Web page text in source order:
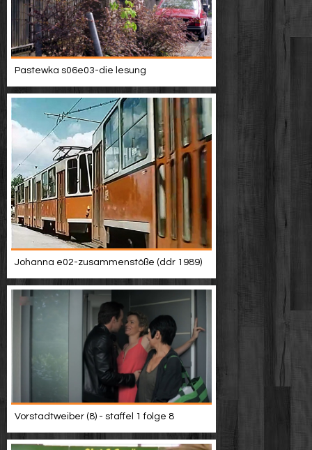
Pastewka s06e03-die lesung
Johanna e02-zusammenstöße (ddr 1989)
Vorstadtweiber (8) - staffel 1 folge 8